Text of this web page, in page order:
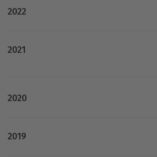
2022
2021
2020
2019